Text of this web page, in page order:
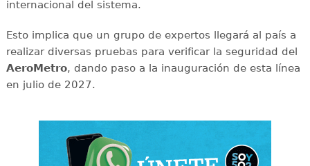
internacional del sistema.
Esto implica que un grupo de expertos llegará al país a
realizar diversas pruebas para verificar la seguridad del
AeroMetro, dando paso a la inauguración de esta línea
en julio de 2027.